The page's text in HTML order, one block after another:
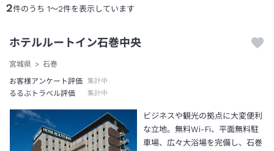
2件のうち 1～2件を表示しています
ホテルルートイン石巻中央
宮城県
石巻
お客様アンケート評価
集計中
るるぶトラベル評価 集計中
ビジネスや観光の拠点に大変便利
な立地。無料Wi-Fi、平面無料駐
車場、広々大浴場を完備し、石巻